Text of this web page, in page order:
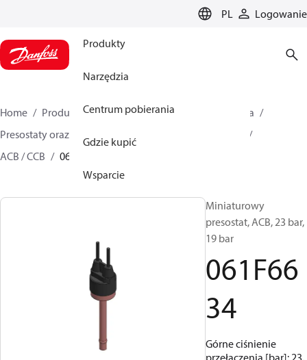
PL Logowanie
Produkty
Narzędzia
Centrum pobierania
Gdzie kupić
Wsparcie
Home Produkty
Climate Solutions dla chłodnictwa
Presostaty oraz termostaty
ACB / CCB
061F6634
Miniaturowy
presostat, ACB, 23 bar,
19 bar
061F66
34
Górne ciśnienie
przełączenia [bar]: 23,